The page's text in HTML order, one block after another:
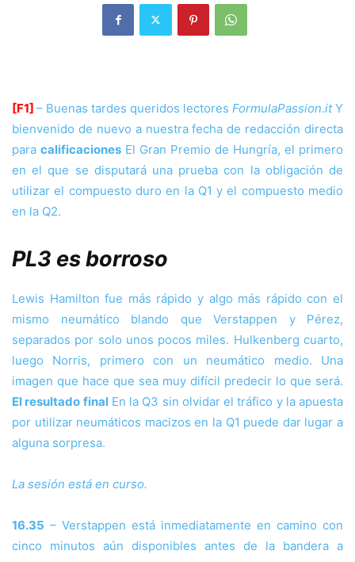
[F1] – Buenas tardes queridos lectores FormulaPassion.itY
bienvenido de nuevo a nuestra fecha de redacción directa
para calificaciones El Gran Premio de Hungría, el primero
en el que se disputará una prueba con la obligación de
utilizar el compuesto duro en la Q1 y el compuesto medio
en la Q2.
PL3 es borroso
Lewis Hamilton fue más rápido y algo más rápido con el
mismo neumático blando que Verstappen y Pérez,
separados por solo unos pocos miles. Hulkenberg cuarto,
luego Norris, primero con un neumático medio. Una
imagen que hace que sea muy difícil predecir lo que será.
El resultado finalEn la Q3 sin olvidar el tráfico y la apuesta
por utilizar neumáticos macizos en la Q1 puede dar lugar a
alguna sorpresa.
La sesión está en curso.
16.35 – Verstappen está inmediatamente en camino con
cinco minutos aún disponibles antes de la bandera a